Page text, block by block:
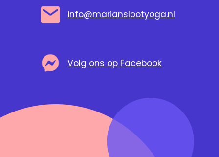
info@marianslootyoga.nl
Volg ons op Facebook